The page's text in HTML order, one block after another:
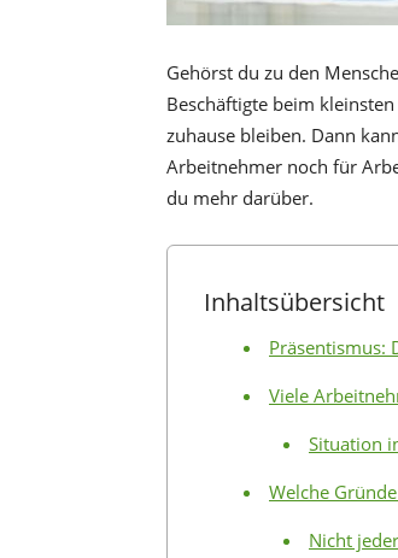
Gehörst du zu den
Beschäftigte beim
zuhause bleiben. Dann
Arbeitnehmer noch für
du mehr darüber.
Inhaltsübersicht
Präsentismus:
Viele
Situation
Welche
Nicht